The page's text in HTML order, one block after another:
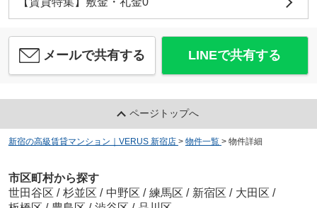
メールで共有する LINEで共有する
ページトップへ
新宿の高級賃貸マンション｜VERUS 新宿店 > 物件一覧 > 物件詳細
市区町村から探す
世田谷区 / 杉並区 / 中野区 / 練馬区 / 新宿区 / 大田区 /